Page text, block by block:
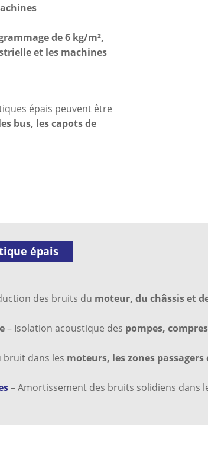
de 6 kg/m²,
et les machines
épais peuvent être
bus, les capots de
épais
des bruits du moteur, du châssis et
– Isolation acoustique des pompes,
bruit dans les moteurs, les zones
– Amortissement des bruits solidiens dans